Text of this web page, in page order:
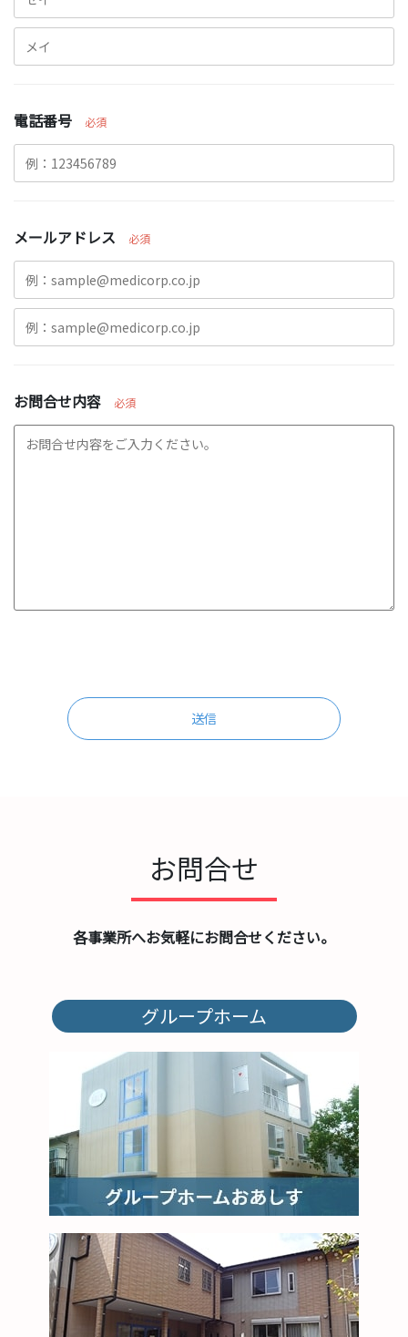
電話番号 必須
メールアドレス 必須
お問合せ内容 必須
お問合せ
各事業所へお気軽にお問合せください。
グループホーム